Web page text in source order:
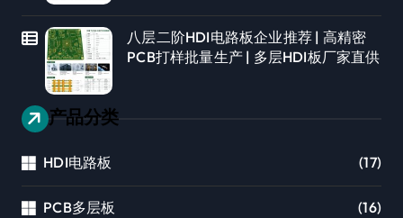
八层二阶HDI电路板企业推荐 | 高精密
PCB打样批量生产 | 多层HDI板厂家直供
产品分类
HDI电路板 (17)
PCB多层板 (16)